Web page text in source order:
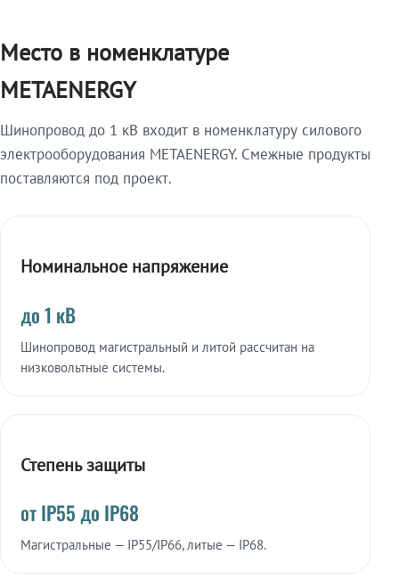
Место в номенклатуре
METAENERGY
Шинопровод до 1 кВ входит в номенклатуру силового
электрооборудования METAENERGY. Смежные продукты
поставляются под проект.
Номинальное напряжение
до 1 кВ
Шинопровод магистральный и литой рассчитан на
низковольтные системы.
Степень защиты
от IP55 до IP68
Магистральные — IP55/IP66, литые — IP68.